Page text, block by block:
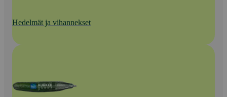
Hedelmät ja vihannekset